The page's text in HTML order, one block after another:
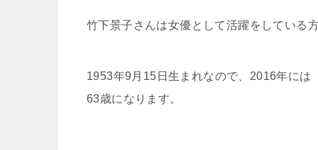
竹下景子さんは女優として活躍をしている方
1953年9月15日生まれなので、2016年には
63歳になります。